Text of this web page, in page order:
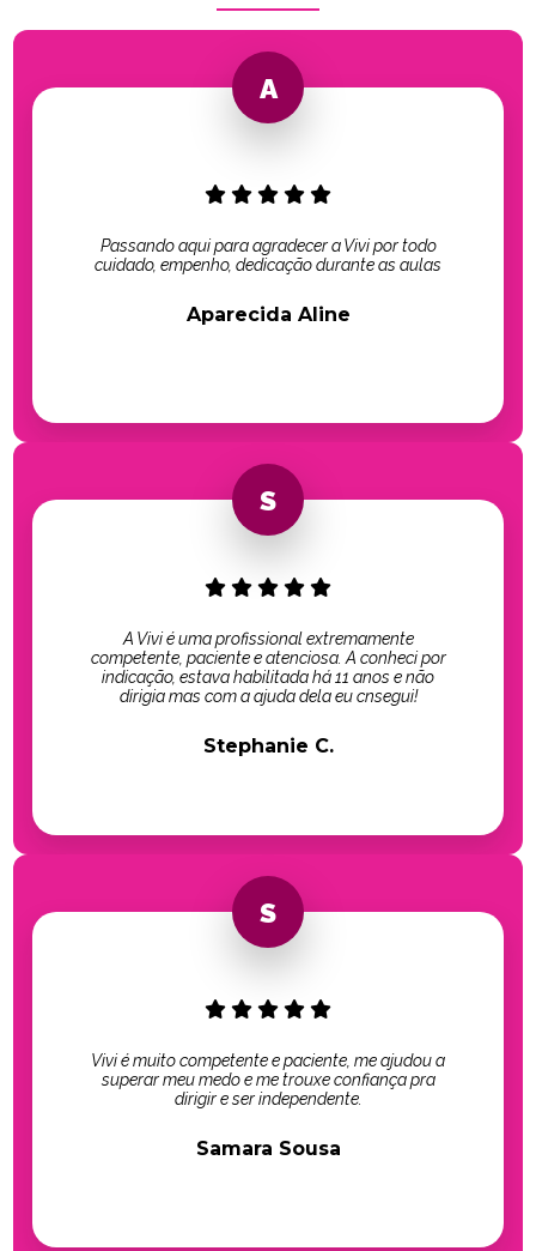
Passando aqui para agradecer a Vivi por todo
cuidado, empenho, dedicação durante as aulas
Aparecida Aline
A Vivi é uma profissional extremamente
competente, paciente e atenciosa. A conheci por
indicação, estava habilitada há 11 anos e não
dirigia mas com a ajuda dela eu cnsegui!
Stephanie C.
Vivi é muito competente e paciente, me ajudou a
superar meu medo e me trouxe confiança pra
dirigir e ser independente.
Samara Sousa